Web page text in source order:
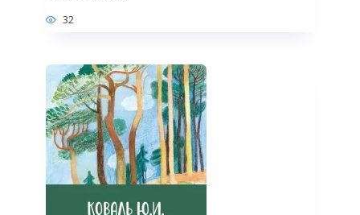
32